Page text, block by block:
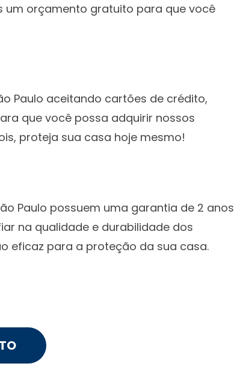
um orçamento gratuito para que você
Paulo aceitando cartões de crédito,
que você possa adquirir nossos
proteja sua casa hoje mesmo!
Paulo possuem uma garantia de 2 anos
na qualidade e durabilidade dos
eficaz para a proteção da sua casa.